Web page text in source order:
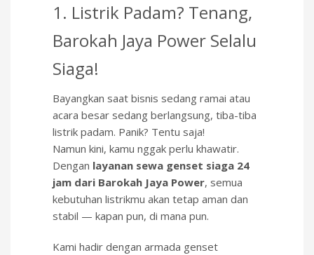
1. Listrik Padam? Tenang,
Barokah Jaya Power Selalu
Siaga!
Bayangkan saat bisnis sedang ramai atau
acara besar sedang berlangsung, tiba-tiba
listrik padam. Panik? Tentu saja!
Namun kini, kamu nggak perlu khawatir.
Dengan layanan sewa genset siaga 24
jam dari Barokah Jaya Power, semua
kebutuhan listrikmu akan tetap aman dan
stabil — kapan pun, di mana pun.
Kami hadir dengan armada genset